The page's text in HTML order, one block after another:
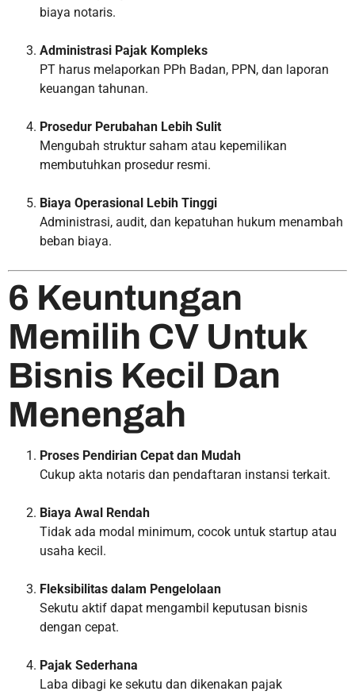
biaya notaris.
Administrasi Pajak Kompleks
PT harus melaporkan PPh Badan, PPN, dan laporan
keuangan tahunan.
Prosedur Perubahan Lebih Sulit
Mengubah struktur saham atau kepemilikan
membutuhkan prosedur resmi.
Biaya Operasional Lebih Tinggi
Administrasi, audit, dan kepatuhan hukum menambah
beban biaya.
6 Keuntungan
Memilih CV Untuk
Bisnis Kecil Dan
Menengah
Proses Pendirian Cepat dan Mudah
Cukup akta notaris dan pendaftaran instansi terkait.
Biaya Awal Rendah
Tidak ada modal minimum, cocok untuk startup atau
usaha kecil.
Fleksibilitas dalam Pengelolaan
Sekutu aktif dapat mengambil keputusan bisnis
dengan cepat.
Pajak Sederhana
Laba dibagi ke sekutu dan dikenakan pajak